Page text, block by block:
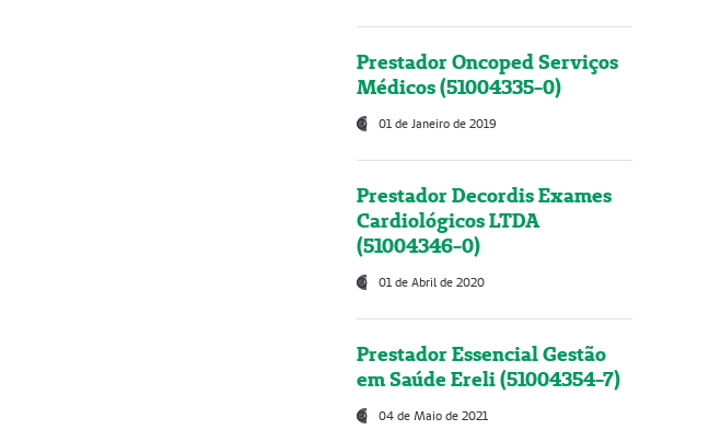
Prestador Oncoped Serviços
Médicos (51004335-0)
01 de Janeiro de 2019
Prestador Decordis Exames
Cardiológicos LTDA
(51004346-0)
01 de Abril de 2020
Prestador Essencial Gestão
em Saúde Ereli (51004354-7)
04 de Maio de 2021